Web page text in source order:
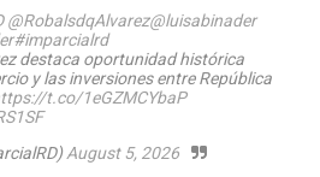
@RobalsdqAlvarez@luisabinader
#imparcialrd
destaca oportunidad histórica
y las inversiones entre República
t.co/1eGZMCYbaP
August 5, 2026